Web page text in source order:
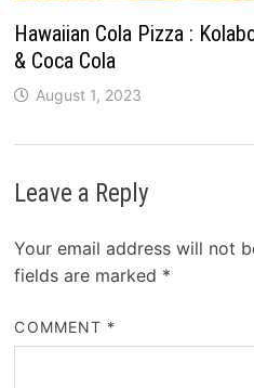
Hawaiian Cola Pizza :
& Coca Cola
August 1, 2023
Leave a Reply
Your email address will not
fields are marked *
COMMENT *